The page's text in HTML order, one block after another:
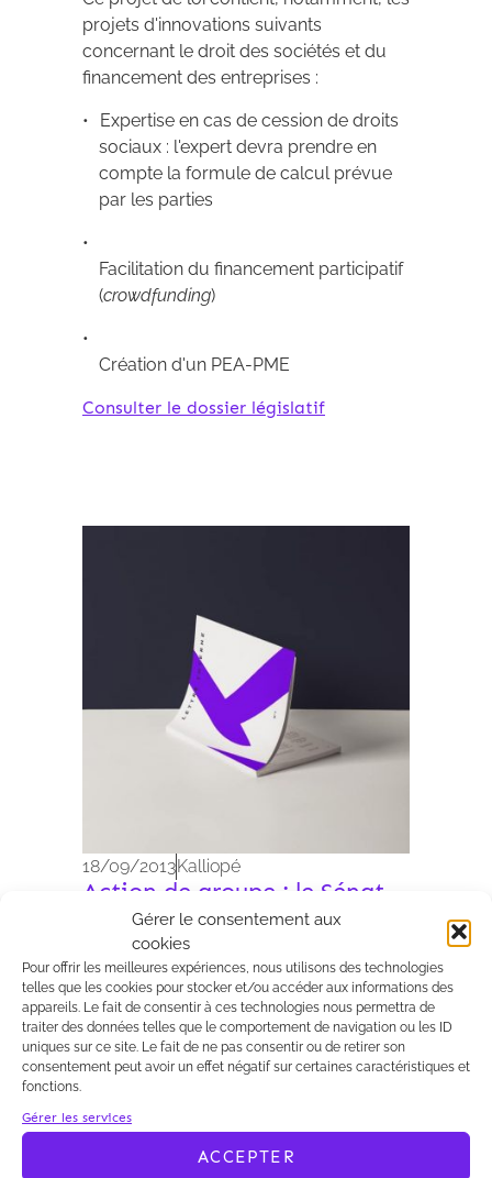
Gérer le consentement aux
cookies
Pour offrir les meilleures expériences, nous utilisons des technologies
telles que les cookies pour stocker et/ou accéder aux informations des
appareils. Le fait de consentir à ces technologies nous permettra de
traiter des données telles que le comportement de navigation ou les ID
uniques sur ce site. Le fait de ne pas consentir ou de retirer son
consentement peut avoir un effet négatif sur certaines caractéristiques et
fonctions.
Gérer les services
ACCEPTER
projets d'innovations suivants
concernant le droit des sociétés et du
financement des entreprises :
Expertise en cas de cession de droits
sociaux : l'expert devra prendre en
compte la formule de calcul prévue
par les parties
Facilitation du financement participatif
(crowdfunding)
Création d'un PEA-PME
Consulter le dossier législatif
18/09/2013Kalliopé
Action de groupe : le Sénat
adopte le projet de loi en
première lecture
Le 13 septembre dernier, le Senat a
adopé en 1ère lecture le projet de loi
sur la consommation posant le cadre
de la future action de groupe. Cette
action reste soumise à de multiples
associations de consommateurs
agréées peuvent agir pour demander